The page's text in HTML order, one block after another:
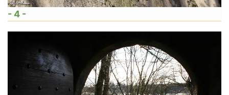
- 4 -